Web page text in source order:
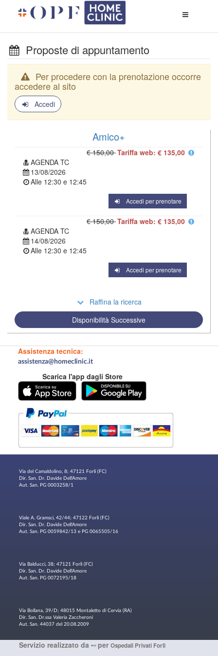
di
Proposte di appuntamento
Per procedere con la prenotazione occorre
accedere al sito
Accedi
Amico+
€ 150,00Tariffa web: € 135,00
AGENDA TC
13/08/2026
Alle 12:30 e 12:45
Accedi per prenotare
€ 150,00Tariffa web: € 135,00
AGENDA TC
14/08/2026
Alle 12:30 e 12:45
Accedi per prenotare
Raffina la ricerca
Disponibilità Successive
Assistenza tecnica:
assistenza@homeclinic.it
Scarica l'app dagli Store
Via del Camaldolino, 8; 47121 Forlì (FC)
Dir. San. Dr. Davide Dell'Amore
Aut. San. PG 0003258/1
Viale A. Gramsci, 42/44; 47122 Forlì (FC)
Dir. San. Dr. Davide Dell'Amore
Aut. San. PG 0059842/13 e PG 0065505/16
Via Balducci, 38; 47121 Forlì (FC)
Dir. San. Dr. Davide Dell'Amore
Aut. San. PG 0072195/18
Via Bollana, 39/D; 48015 Montaletto di Cervia (RA)
Dir. San. Dr.ssa Valeria Zaccheroni
Aut. San. 44037 del 20.08.2009
Servizio realizzato da per Ospedali Privati Forlì